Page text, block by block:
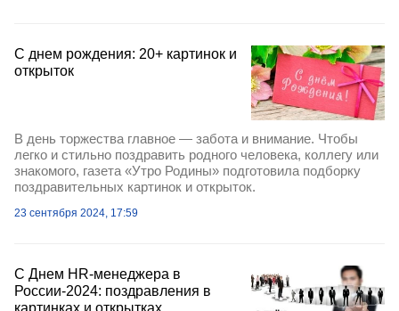
С днем рождения: 20+ картинок и
открыток
В день торжества главное — забота и внимание. Чтобы
легко и стильно поздравить родного человека, коллегу или
знакомого, газета «Утро Родины» подготовила подборку
поздравительных картинок и открыток.
23 сентября 2024, 17:59
С Днем HR-менеджера в
России-2024: поздравления в
картинках и открытках